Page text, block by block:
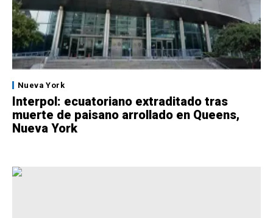
Nueva York
Interpol: ecuatoriano extraditado tras
muerte de paisano arrollado en Queens,
Nueva York